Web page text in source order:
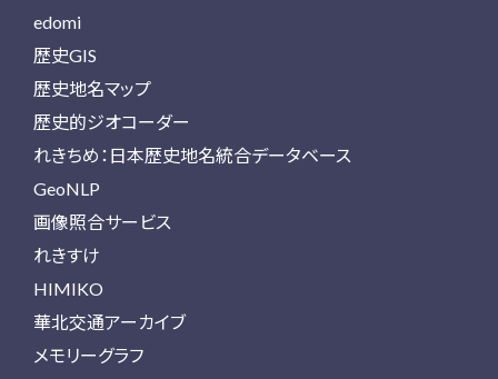
edomi
歴史GIS
歴史地名マップ
歴史的ジオコーダー
れきちめ：日本歴史地名統合データベース
GeoNLP
画像照合サービス
れきすけ
HIMIKO
華北交通アーカイブ
メモリーグラフ